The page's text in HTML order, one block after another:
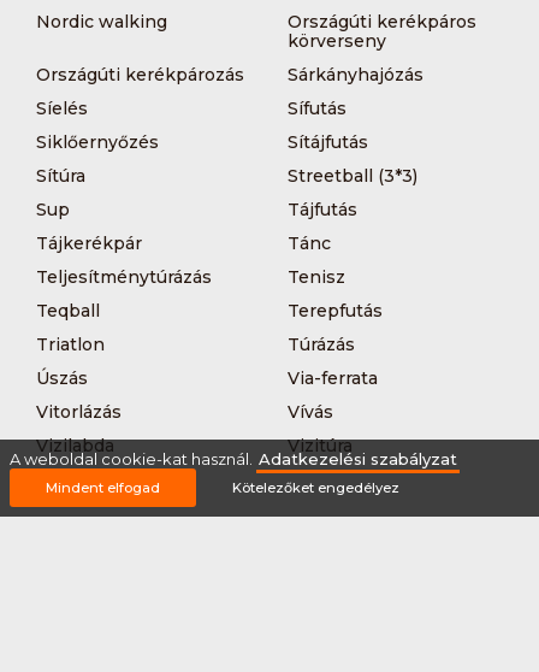
Nordic walking
Országúti kerékpáros
körverseny
Országúti kerékpározás
Sárkányhajózás
Síelés
Sífutás
Siklőernyőzés
Sítájfutás
Sítúra
Streetball (3*3)
Sup
Tájfutás
Tájkerékpár
Tánc
Teljesítménytúrázás
Tenisz
Teqball
Terepfutás
Triatlon
Túrázás
Úszás
Via-ferrata
Vitorlázás
Vívás
Vizilabda
Vizitúra
Wakeboard
A weboldal cookie-kat használ. Adatkezelési szabályzat
Mindent elfogad Kötelezőket engedélyez